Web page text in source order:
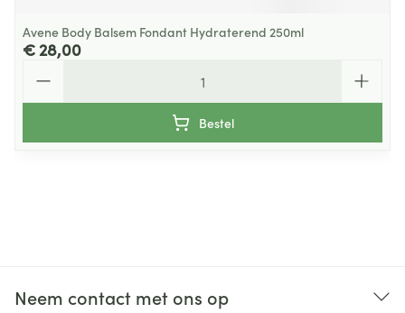
Avene Body Balsem Fondant Hydraterend 250ml
€ 28,00
Bestel
Neem contact met ons op